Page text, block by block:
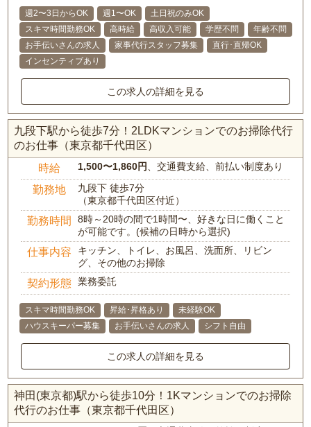
週2〜3日からOK 週1〜OK
土日祝のみOK
スキマ時間勤務OK
高時給 高収入可能 学歴不問
年齢不問
お手伝いさんの求人
家事代行スタッフ募集
直行･直帰OK
インセンティブあり
この求人の詳細を見る
九段下駅から徒歩7分！2LDKマンションでのお掃除代行
のお仕事（東京都千代田区）
時給 1,500〜1,860円 、交通費支給、前払い制度あり
勤務地
九段下 徒歩7分
（東京都千代田区付近）
勤務時間
8時～20時の間で1時間〜、好きな日に働くこと
が可能です。(候補の日時から選択)
仕事内容
キッチン、トイレ、お風呂、洗面所、リビン
グ、その他のお掃除
契約形態 業務委託
スキマ時間勤務OK 昇給･昇格あり
未経験OK
ハウスキーパー募集
お手伝いさんの求人 シフト自由
この求人の詳細を見る
神田(東京都)駅から徒歩10分！1Kマンションでのお掃除
代行のお仕事（東京都千代田区）